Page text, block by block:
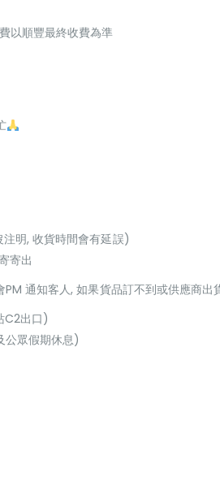
以順豐最終收費為準
明, 收貨時間會有延誤)
寄出
通知客人, 如果貨品訂不到或供應商出
C2出口)
公眾假期休息)